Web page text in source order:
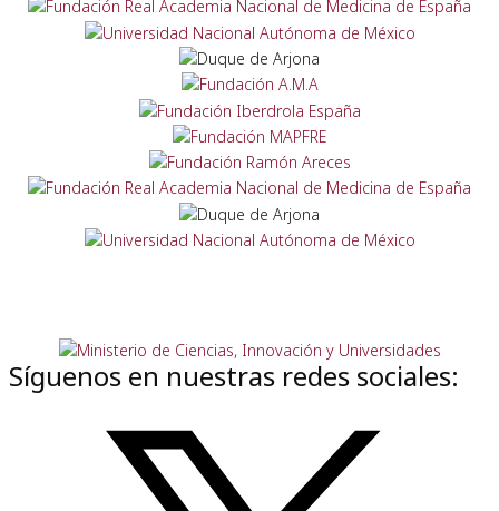
Síguenos en nuestras redes sociales: